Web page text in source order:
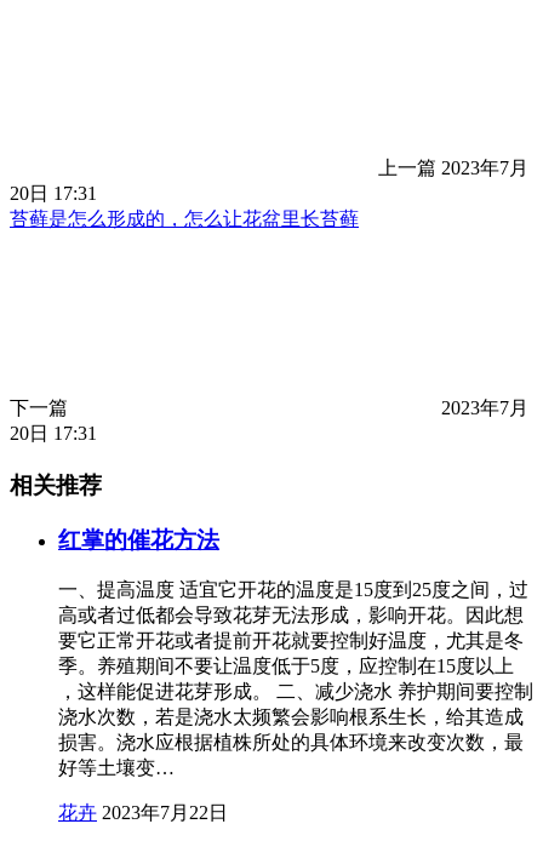
上一篇 2023年7月
20日 17:31
苔藓是怎么形成的，怎么让花盆里长苔藓
下一篇
2023年7月
20日 17:31
相关推荐
红掌的催花方法
一、提高温度 适宜它开花的温度是15度到25度之间，过
高或者过低都会导致花芽无法形成，影响开花。因此想
要它正常开花或者提前开花就要控制好温度，尤其是冬
季。养殖期间不要让温度低于5度，应控制在15度以上
，这样能促进花芽形成。 二、减少浇水 养护期间要控制
浇水次数，若是浇水太频繁会影响根系生长，给其造成
损害。浇水应根据植株所处的具体环境来改变次数，最
好等土壤变…
花卉 2023年7月22日